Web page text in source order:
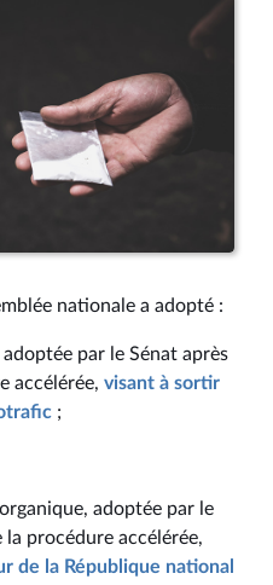
nationale a adopté :
par le Sénat après
accélérée, visant à sortir
;
adoptée par le
la procédure accélérée,
de la République national